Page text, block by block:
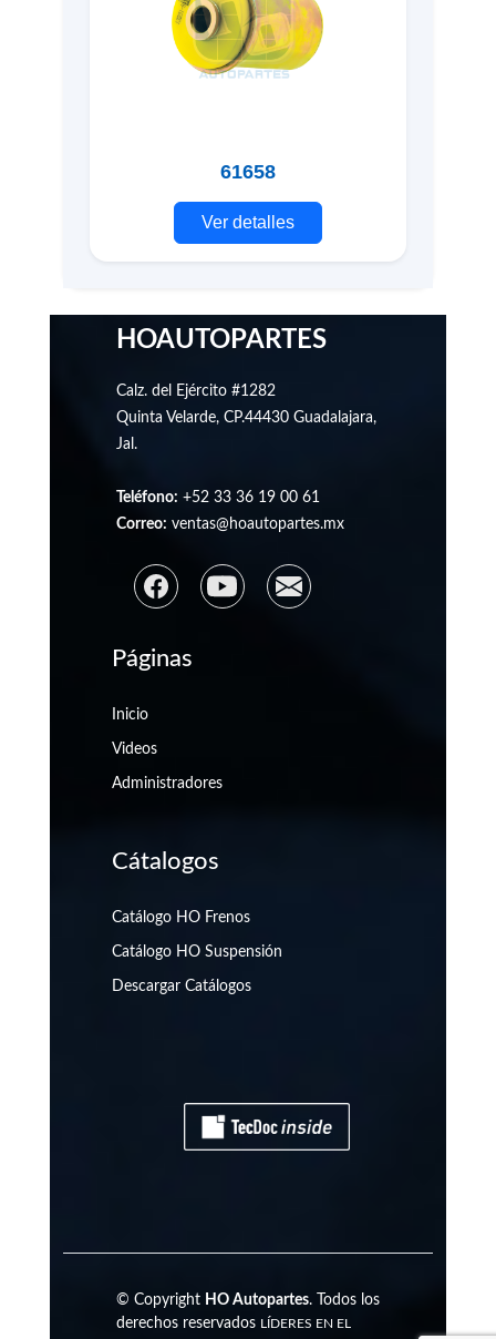
61658
Ver detalles
HOAUTOPARTES
Calz. del Ejército #1282
Quinta Velarde, CP.44430 Guadalajara,
Jal.
Teléfono: +52 33 36 19 00 61
Correo: ventas@hoautopartes.mx
Páginas
Inicio
Videos
Administradores
Cátalogos
Catálogo HO Frenos
Catálogo HO Suspensión
Descargar Catálogos
© Copyright HO Autopartes. Todos los
derechos reservados LÍDERES EN EL